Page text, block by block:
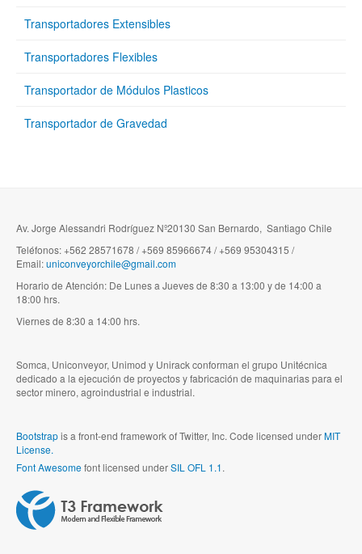
Transportadores Extensibles
Transportadores Flexibles
Transportador de Módulos Plasticos
Transportador de Gravedad
Av. Jorge Alessandri Rodríguez Nº20130 San Bernardo, Santiago Chile
Teléfonos: +562 28571678 / +569 85966674 / +569 95304315 /
Email:uniconveyorchile@gmail.com
Horario de Atención: De Lunes a Jueves de 8:30 a 13:00 y de 14:00 a
18:00 hrs.
Viernes de 8:30 a 14:00 hrs.
Somca, Uniconveyor, Unimod y Unirack conforman el grupo Unitécnica
dedicado a la ejecución de proyectos y fabricación de maquinarias para el
sector minero, agroindustrial e industrial.
Bootstrapis a front-end framework of Twitter, Inc. Code licensed underMIT
License.
Font Awesomefont licensed underSIL OFL 1.1.